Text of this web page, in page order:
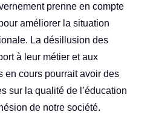
prenne en compte
améliorer la situation
La désillusion des
à leur métier et aux
en cours pourrait avoir des
sur la qualité de l’éducation
de notre société.